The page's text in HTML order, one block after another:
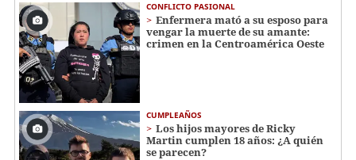
CONFLICTO PASIONAL
Enfermera mató a su esposo para
vengar la muerte de su amante:
crimen en la Centroamérica Oeste
CUMPLEAÑOS
Los hijos mayores de Ricky
Martin cumplen 18 años: ¿A quién
se parecen?